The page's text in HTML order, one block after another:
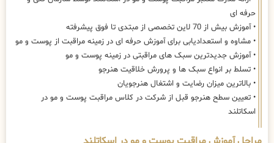
حرفه ای
• آموزش بیش از 70 لاین تخصصی از مبتدی تا فوق پیشرفته
• مشاوه و استعدادیابی برای آموزش حرفه ای در زمینه مراقبت از پوست و مو
• آموزش جدیدترین سبک های مراقبتی در زمینه پوست و مو
• تسلط بر انواع سبک ها و پرورش خلاقیت هنرجو
• بالاترین میزان رضایت و اشتغال هنرجویان
• تعیین سطح هنرجو قبل از شرکت در کلاس مراقبت پوست و مو در
اسکاتلند